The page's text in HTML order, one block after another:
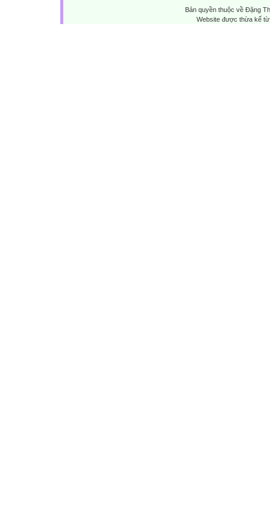
Bản quyền thuộc về Đặng
Website được thừa kế